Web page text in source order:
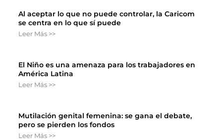
Al aceptar lo que no puede controlar, la Caricom
se centra en lo que sí puede
Leer Más >>
El Niño es una amenaza para los trabajadores en
América Latina
Leer Más >>
Mutilación genital femenina: se gana el debate,
pero se pierden los fondos
Leer Más >>